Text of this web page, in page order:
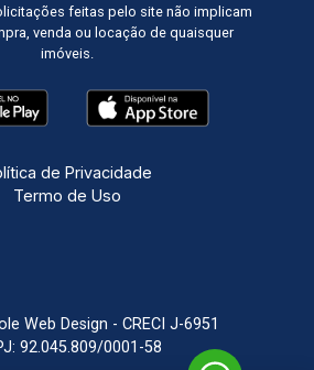
feitas pelo site não implicam
venda ou locação de quaisquer
imóveis.
de Privacidade
Termo de Uso
Web Design - CRECI J-6951
92.045.809/0001-58